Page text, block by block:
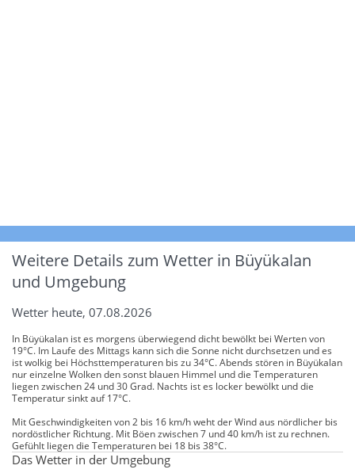
Weitere Details zum Wetter in Büyükalan
und Umgebung
Wetter heute, 07.08.2026
In Büyükalan ist es morgens überwiegend dicht bewölkt bei Werten von
19°C. Im Laufe des Mittags kann sich die Sonne nicht durchsetzen und es
ist wolkig bei Höchsttemperaturen bis zu 34°C. Abends stören in Büyükalan
nur einzelne Wolken den sonst blauen Himmel und die Temperaturen
liegen zwischen 24 und 30 Grad. Nachts ist es locker bewölkt und die
Temperatur sinkt auf 17°C.
Mit Geschwindigkeiten von 2 bis 16 km/h weht der Wind aus nördlicher bis
nordöstlicher Richtung. Mit Böen zwischen 7 und 40 km/h ist zu rechnen.
Gefühlt liegen die Temperaturen bei 18 bis 38°C.
Das Wetter in der Umgebung